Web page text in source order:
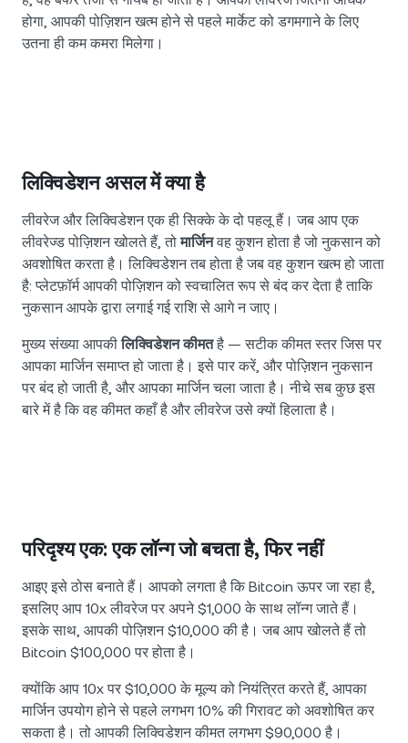
होगा, आपकी पोज़िशन खत्म होने से पहले मार्केट को डगमगाने के लिए
उतना ही कम कमरा मिलेगा।
लिक्विडेशन असल में क्या है
लीवरेज और लिक्विडेशन एक ही सिक्के के दो पहलू हैं। जब आप एक
लीवरेज्ड पोज़िशन खोलते हैं, तोमार्जिनवह कुशन होता है जो नुकसान को
अवशोषित करता है। लिक्विडेशन तब होता है जब वह कुशन खत्म हो जाता
है: प्लेटफ़ॉर्म आपकी पोज़िशन को स्वचालित रूप से बंद कर देता है ताकि
नुकसान आपके द्वारा लगाई गई राशि से आगे न जाए।
मुख्य संख्या आपकीलिक्विडेशन कीमतहै — सटीक कीमत स्तर जिस पर
आपका मार्जिन समाप्त हो जाता है। इसे पार करें, और पोज़िशन नुकसान
पर बंद हो जाती है, और आपका मार्जिन चला जाता है। नीचे सब कुछ इस
बारे में है कि वह कीमत कहाँ है और लीवरेज उसे क्यों हिलाता है।
परिदृश्य एक: एक लॉन्ग जो बचता है, फिर नहीं
आइए इसे ठोस बनाते हैं। आपको लगता है कि Bitcoin ऊपर जा रहा है,
इसलिए आप 10x लीवरेज पर अपने $1,000 के साथ लॉन्ग जाते हैं।
इसके साथ, आपकी पोज़िशन $10,000 की है। जब आप खोलते हैं तो
Bitcoin $100,000 पर होता है।
क्योंकि आप 10x पर $10,000 के मूल्य को नियंत्रित करते हैं, आपका
मार्जिन उपयोग होने से पहले लगभग 10% की गिरावट को अवशोषित कर
सकता है। तो आपकी लिक्विडेशन कीमत लगभग $90,000 है।